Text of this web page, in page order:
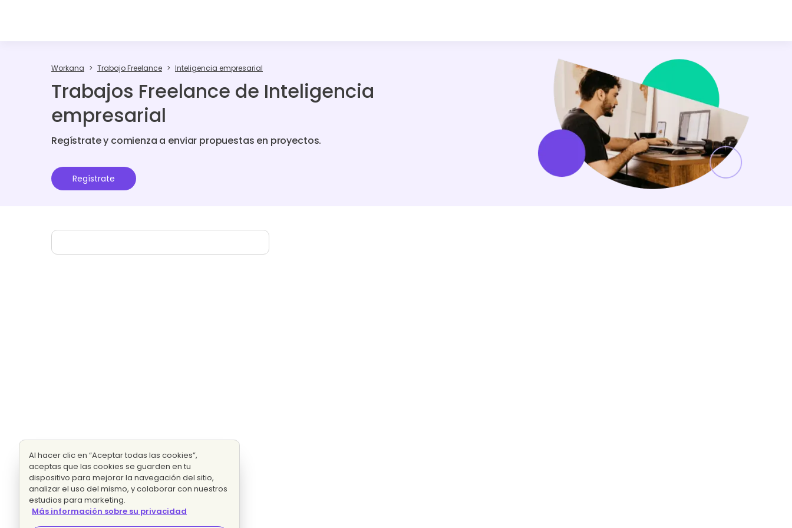
Workana Trabajo Freelance Inteligencia empresarial
Trabajos Freelance de Inteligencia
empresarial
Regístrate y comienza a enviar propuestas en proyectos.
Regístrate
Al hacer clic en “Aceptar todas las cookies”,
aceptas que las cookies se guarden en tu
dispositivo para mejorar la navegación del sitio,
analizar el uso del mismo, y colaborar con nuestros
estudios para marketing.
Más información sobre su privacidad